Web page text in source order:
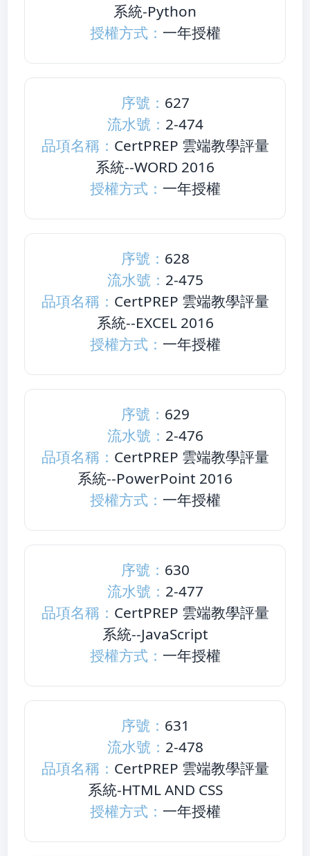
系統-Python
授權方式： 一年授權
序號： 627
流水號： 2-474
品項名稱： CertPREP 雲端教學評量
系統--WORD 2016
授權方式： 一年授權
序號： 628
流水號： 2-475
品項名稱： CertPREP 雲端教學評量
系統--EXCEL 2016
授權方式： 一年授權
序號： 629
流水號： 2-476
品項名稱： CertPREP 雲端教學評量
系統--PowerPoint 2016
授權方式： 一年授權
序號： 630
流水號： 2-477
品項名稱： CertPREP 雲端教學評量
系統--JavaScript
授權方式： 一年授權
序號： 631
流水號： 2-478
品項名稱： CertPREP 雲端教學評量
系統-HTML AND CSS
授權方式： 一年授權